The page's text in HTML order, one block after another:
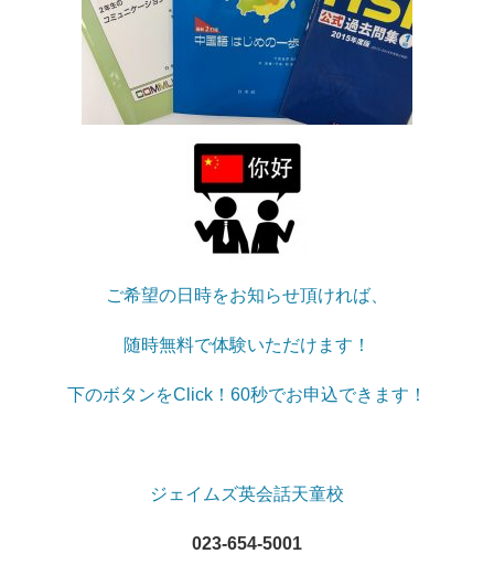
ご希望の日時をお知らせ頂ければ、
随時無料で体験いただけます！
下のボタンをClick！60秒でお申込できます！
ジェイムズ英会話天童校
023-654-5001